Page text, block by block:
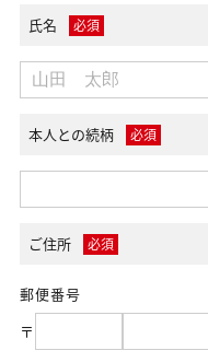
氏名 必須
本人との続柄 必須
ご住所 必須
郵便番号
〒